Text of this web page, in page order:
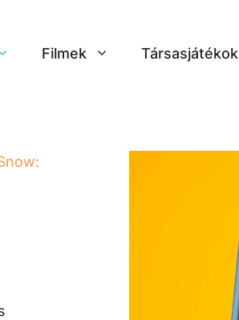
Filmek Társasjátékok